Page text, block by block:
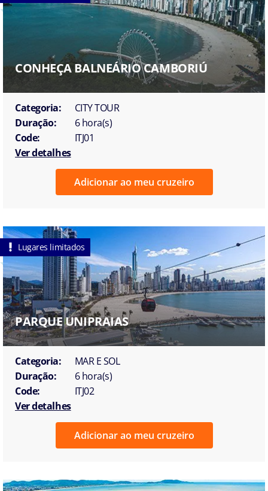
CONHEÇA BALNEÁRIO CAMBORIÚ
Categoria:
CITY TOUR
Duração:
6 hora(s)
Code:
ITJ01
Ver detalhes
Adicionar ao meu cruzeiro
Lugares limitados
PARQUE UNIPRAIAS
Categoria:
MAR E SOL
Duração:
6 hora(s)
Code:
ITJ02
Ver detalhes
Adicionar ao meu cruzeiro